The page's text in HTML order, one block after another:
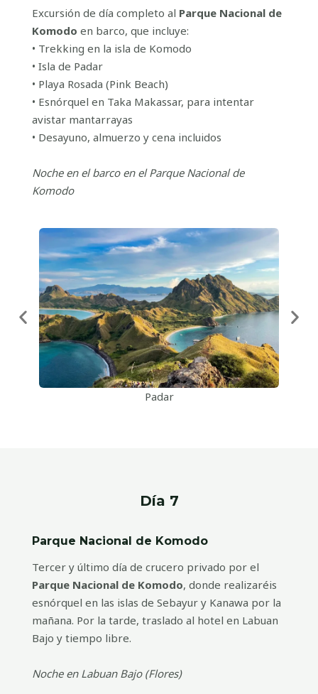
Excursión de día completo al Parque Nacional de
Komodo en barco, que incluye:
• Trekking en la isla de Komodo
• Isla de Padar
• Playa Rosada (Pink Beach)
• Esnórquel en Taka Makassar, para intentar
avistar mantarrayas
• Desayuno, almuerzo y cena incluidos
Noche en el barco en el Parque Nacional de
Komodo
Padar
Día 7
Parque Nacional de Komodo
Tercer y último día de crucero privado por el
Parque Nacional de Komodo, donde realizaréis
esnórquel en las islas de Sebayur y Kanawa por la
mañana. Por la tarde, traslado al hotel en Labuan
Bajo y tiempo libre.
Noche en Labuan Bajo (Flores)